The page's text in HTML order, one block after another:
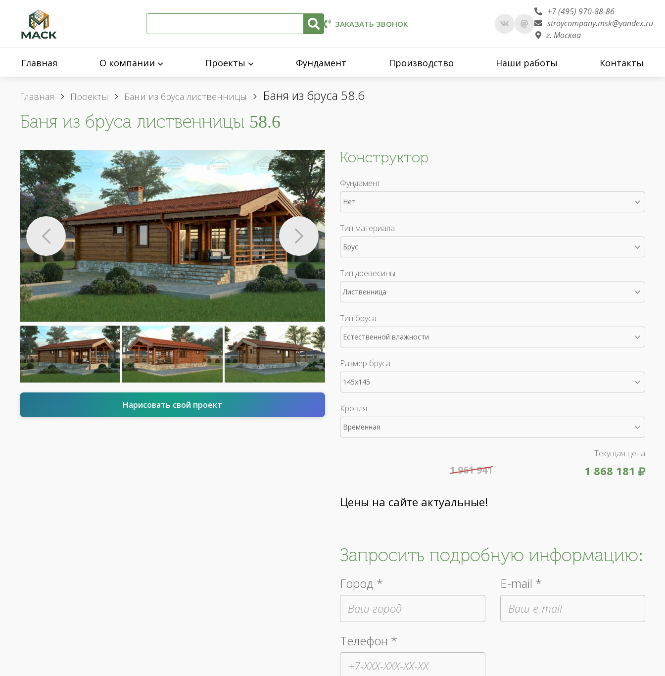
ЗАКАЗАТЬ ЗВОНОК
+7 (495) 970-88-86
stroycompany.msk@yandex.ru
г. Москва
Главная О компании Проекты Фундамент Производство Наши работы Контакты
Главная Проекты Бани из бруса лиственницы Баня из бруса 58.6
Баня из бруса лиственницы 58.6
Нарисовать свой проект
Конструктор
Фундамент
Нет
Тип материала
Брус
Тип древесины
Лиственница
Тип бруса
Естественной влажности
Размер бруса
145x145
Кровля
Временная
Текущая цена
1 868 181
1 961 941
Цены на сайте актуальные!
Запросить подробную информацию:
Город * E-mail *
Телефон *